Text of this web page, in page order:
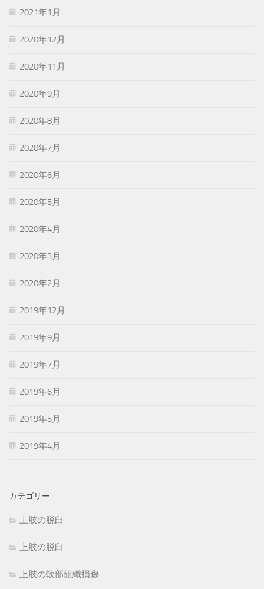
2021年1月
2020年12月
2020年11月
2020年9月
2020年8月
2020年7月
2020年6月
2020年5月
2020年4月
2020年3月
2020年2月
2019年12月
2019年9月
2019年7月
2019年6月
2019年5月
2019年4月
カテゴリー
上肢の脱臼
上肢の脱臼
上肢の軟部組織損傷